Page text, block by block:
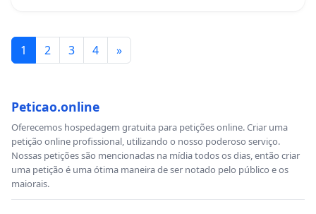
1 2 3 4 »
Peticao.online
Oferecemos hospedagem gratuita para petições online. Criar uma
petição online profissional, utilizando o nosso poderoso serviço.
Nossas petições são mencionadas na mídia todos os dias, então criar
uma petição é uma ótima maneira de ser notado pelo público e os
maiorais.